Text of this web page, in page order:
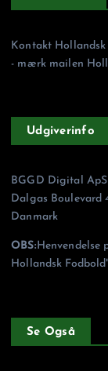
Kontakt
- mærk mailen
Udgiverinfo
BGGD Digital ApS
Dalgas Boulevard
Danmark
OBS:Henvendelse
Hollandsk Fodbold"
Se Også